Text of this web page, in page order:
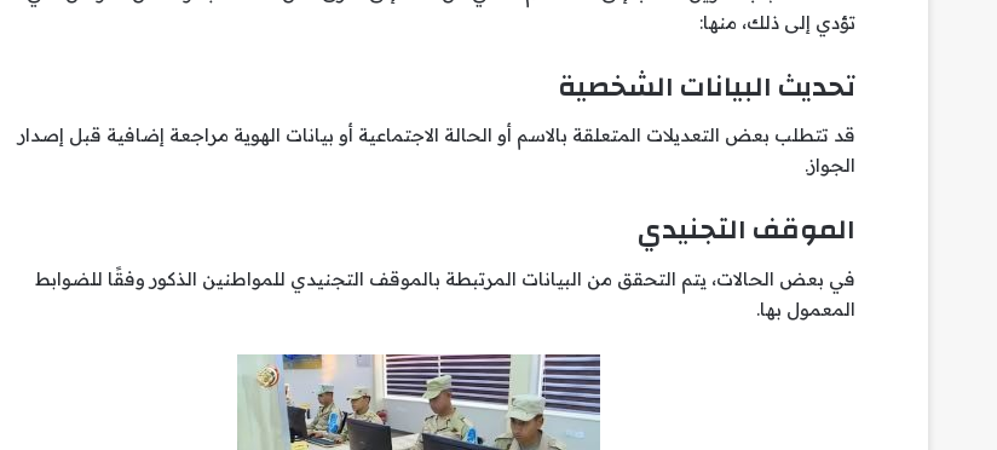
تؤدي إلى ذلك، منها:
تحديث البيانات الشخصية
قد تتطلب بعض التعديلات المتعلقة بالاسم أو الحالة الاجتماعية أو بيانات الهوية مراجعة إضافية قبل إصدار
الجواز.
الموقف التجنيدي
في بعض الحالات، يتم التحقق من البيانات المرتبطة بالموقف التجنيدي للمواطنين الذكور وفقًا للضوابط
المعمول بها.